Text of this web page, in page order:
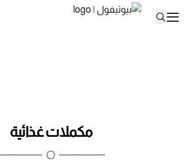
مكملات غذائية